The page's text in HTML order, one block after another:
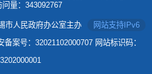
量： 343092767
市人民政府办公室主办
网站支持IPv6
备案号：32021102000707 网站标识码：
3202000001